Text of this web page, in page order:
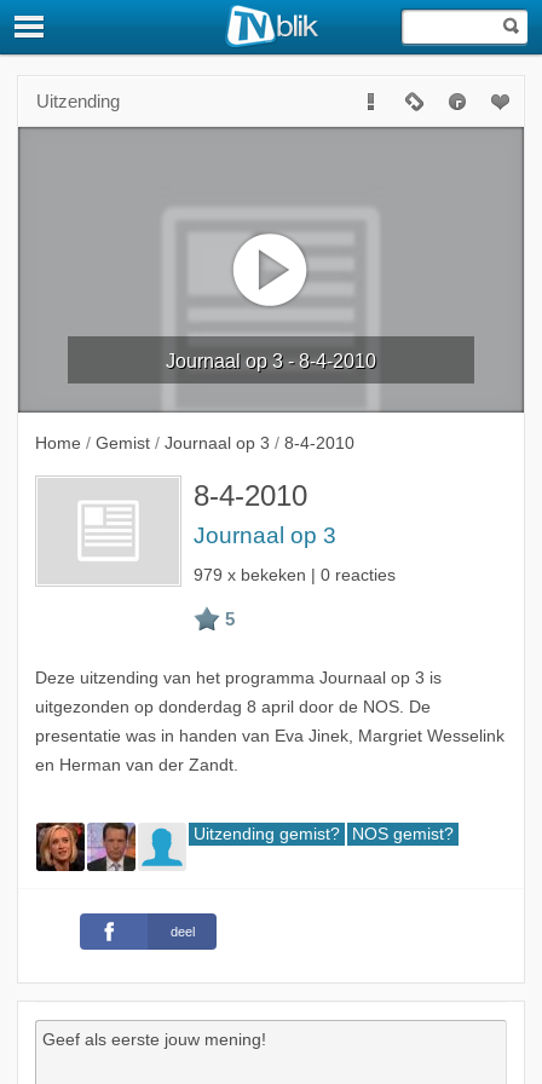
Uitzending
Journaal op 3 - 8-4-2010
Home / Gemist / Journaal op 3 / 8-4-2010
8-4-2010
Journaal op 3
979 x bekeken | 0 reacties
Deze uitzending van het programma Journaal op 3 is
uitgezonden op donderdag 8 april door de NOS. De
presentatie was in handen van Eva Jinek, Margriet Wesselink
en Herman van der Zandt.
Uitzending gemist? NOS gemist?
deel